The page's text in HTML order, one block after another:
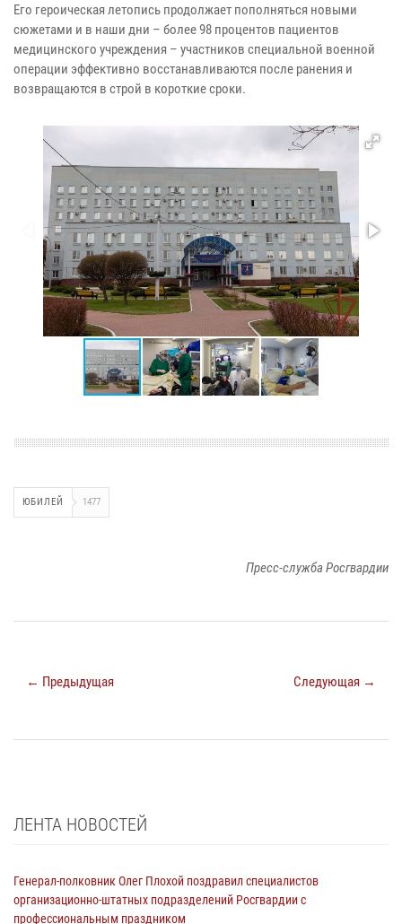
Его героическая летопись продолжает пополняться новыми
сюжетами и в наши дни – более 98 процентов пациентов
медицинского учреждения – участников специальной военной
операции эффективно восстанавливаются после ранения и
возвращаются в строй в короткие сроки.
ЮБИЛЕЙ 1477
Пресс-служба Росгвардии
← Предыдущая Следующая →
ЛЕНТА НОВОСТЕЙ
Генерал-полковник Олег Плохой поздравил специалистов
организационно-штатных подразделений Росгвардии с
профессиональным праздником